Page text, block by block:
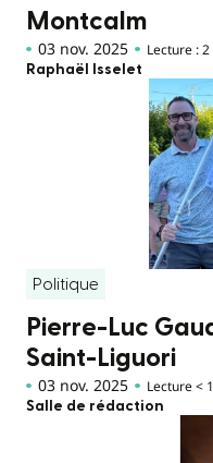
Montcalm
03 nov. 2025 Lecture :
Raphaël Isselet
Politique
Pierre-Luc
Saint-Liguori
03 nov. 2025 Lecture <
Salle de rédaction